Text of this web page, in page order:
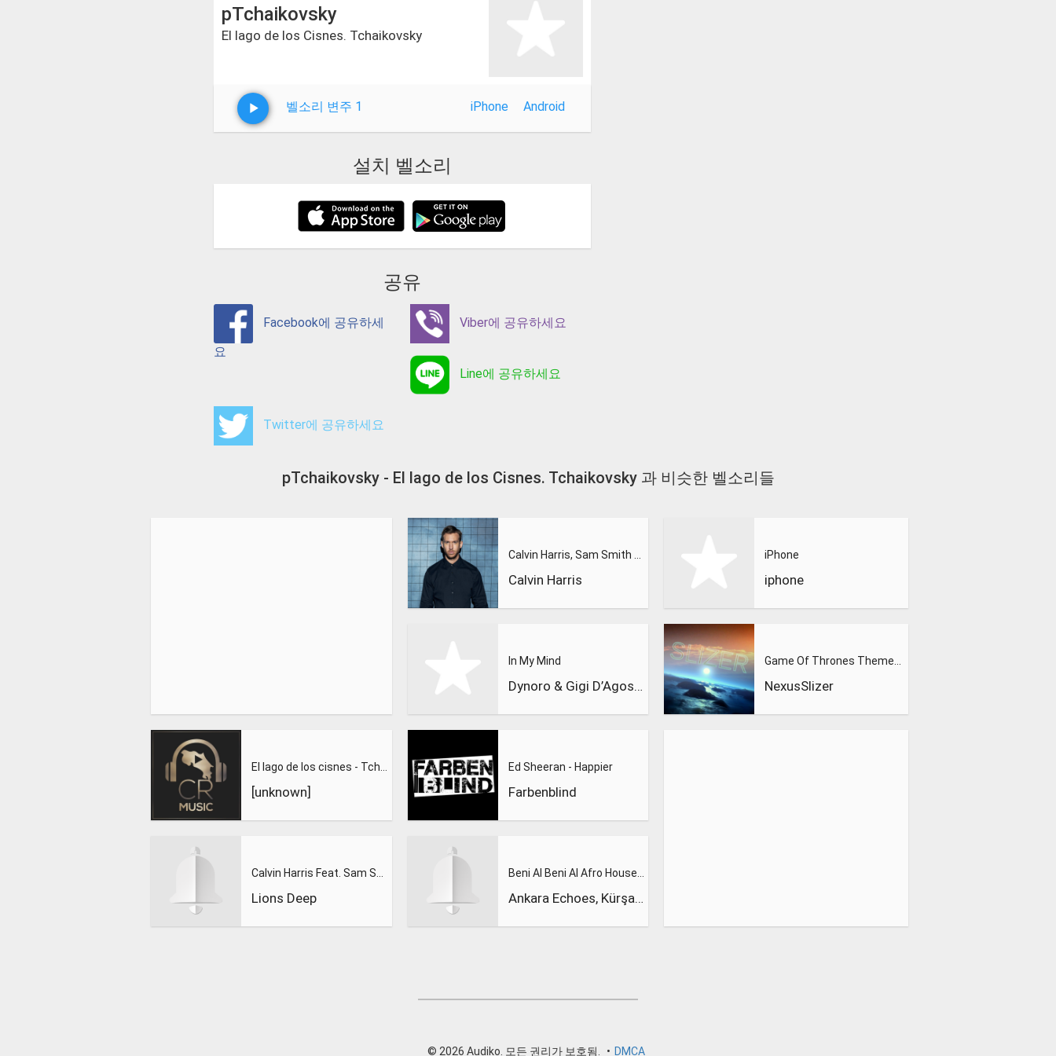
pTchaikovsky
El lago de los Cisnes. Tchaikovsky
벨소리 변주 1 iPhone Android
설치 벨소리
공유
Facebook에 공유하세
요
Viber에 공유하세요
Line에 공유하세요
Twitter에 공유하세요
pTchaikovsky - El lago de los Cisnes. Tchaikovsky 과 비슷한 벨소리들
[unknown]
Lions Deep
Calvin Harris
In My Mind
Dynoro & Gigi D’Agostino
Ed Sheeran - Happier
Farbenblind
Ankara Echoes, Kürşad Kahraman
iPhone
iphone
NexusSlizer
© 2026 Audiko. 모든 권리가 보호됨. • DMCA